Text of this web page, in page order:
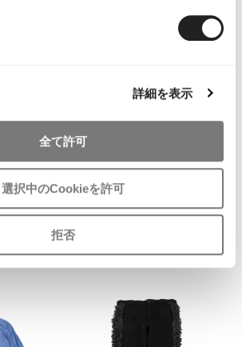
詳細を表示
全て許可
選択中のCookieを許可
拒否
HOMME
Logo
blue M-L
COMME des GARCONS HOMME
PLUS Wool Checker Long Sleeve